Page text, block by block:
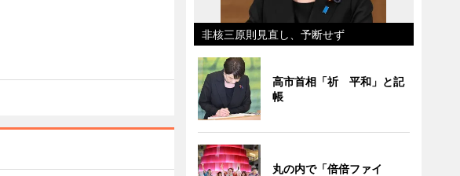
非核三原則見直し、予断せず
高市首相「祈 平和」と記
帳
丸の内で「倍倍ファイ